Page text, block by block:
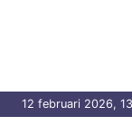
12 februari 2026,